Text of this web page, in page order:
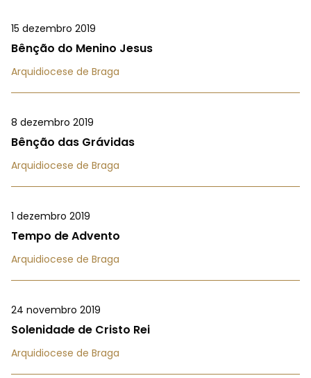
15 dezembro 2019
Bênção do Menino Jesus
Arquidiocese de Braga
8 dezembro 2019
Bênção das Grávidas
Arquidiocese de Braga
1 dezembro 2019
Tempo de Advento
Arquidiocese de Braga
24 novembro 2019
Solenidade de Cristo Rei
Arquidiocese de Braga